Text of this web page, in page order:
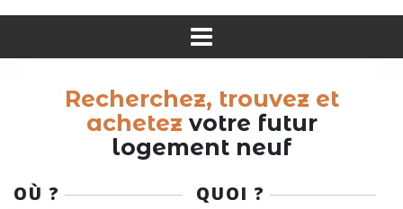
Recherchez, trouvez et
achetez votre futur
logement neuf
OÙ ? QUOI ?